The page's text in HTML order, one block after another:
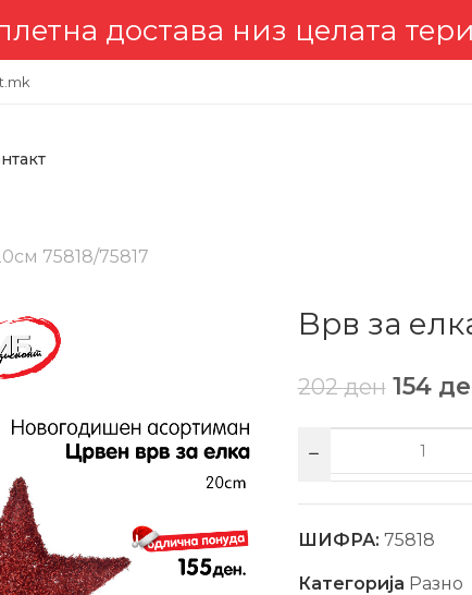
достава низ целата
75818/75817
Врв за
202ден 154
ШИФРА: 75818
Категорија Разно